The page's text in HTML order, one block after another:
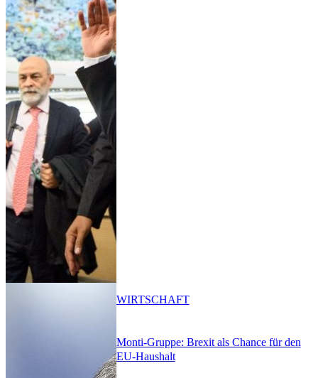
Monti-Gruppe: Brexit als Chance für den
EU-Haushalt
WIRTSCHAFT